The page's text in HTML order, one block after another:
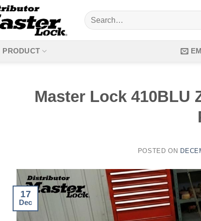
Search
for:
PRODUCT
Master Lock
POSTED ON
17
Dec